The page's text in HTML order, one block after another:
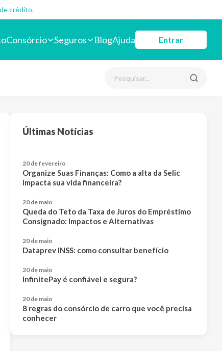
crédito.
Consórcio Seguros BlogAjuda Entrar
Últimas Notícias
20 de fevereiro
Organize Suas Finanças: Como a alta da Selic
impacta sua vida financeira?
20 de maio
Queda do Teto da Taxa de Juros do Empréstimo
Consignado: Impactos e Alternativas
20 de maio
Dataprev INSS: como consultar benefício
20 de maio
InfinitePay é confiável e segura?
20 de maio
8 regras do consórcio de carro que você precisa
conhecer